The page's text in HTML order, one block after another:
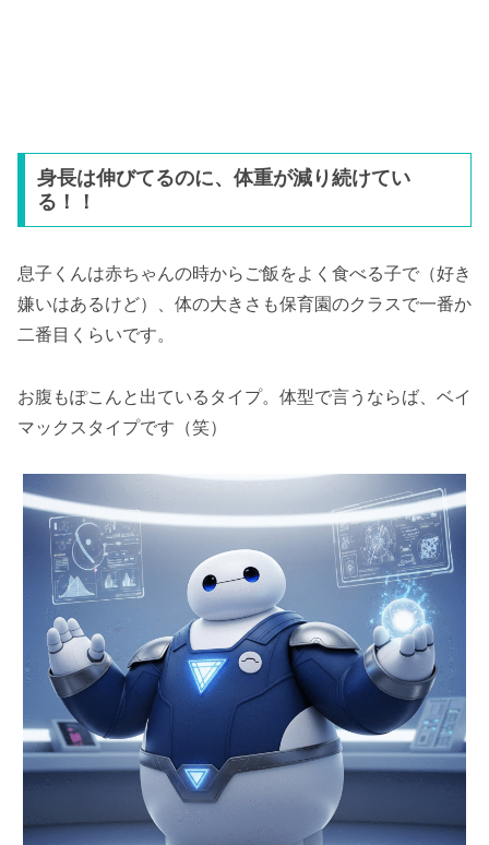
身長は伸びてるのに、体重が減り続けてい
る！！
息子くんは赤ちゃんの時からご飯をよく食べる子で（好き
嫌いはあるけど）、体の大きさも保育園のクラスで一番か
二番目くらいです。
お腹もぽこんと出ているタイプ。体型で言うならば、ベイ
マックスタイプです（笑）